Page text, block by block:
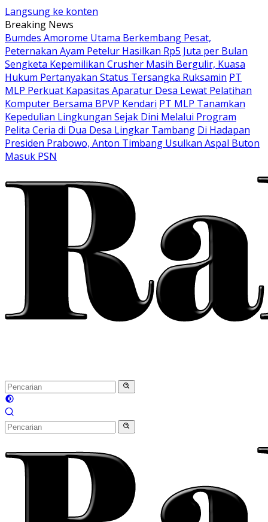
Langsung ke konten
Breaking News
Bumdes Amorome Utama Berkembang Pesat,
Peternakan Ayam Petelur Hasilkan Rp5 Juta per Bulan
Sengketa Kepemilikan Crusher Masih Bergulir, Kuasa
Hukum Pertanyakan Status Tersangka Ruksamin PT
MLP Perkuat Kapasitas Aparatur Desa Lewat Pelatihan
Komputer Bersama BPVP Kendari PT MLP Tanamkan
Kepedulian Lingkungan Sejak Dini Melalui Program
Pelita Ceria di Dua Desa Lingkar Tambang Di Hadapan
Presiden Prabowo, Anton Timbang Usulkan Aspal Buton
Masuk PSN